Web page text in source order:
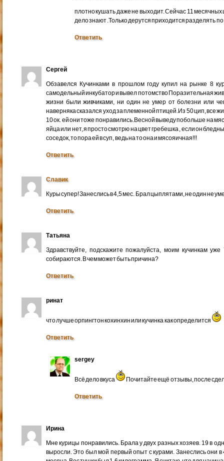
плотно кушать даже не выходит. Сейчас 11
дело знают .Только дерутся приходится разделять
Ответить
Сергей
Обзавелся Кучинками в прошлом году купил на рынке 8
самодельный инкубатор и вывел потомство Поразительная
жизни были живчиками, ни один не умер от болезни или
наверняка сказался уход за племенной птицей.Из 50 цип, все
10 ок. ей они тоже понравились.Весной выведу побольше на
яйца или нет, я просто смотрю на цвет гребешка , если он
соседок, то пора ей в суп, ведь на то она и мясояичная!!!
Ответить
Славик
Куры супер! Занеслись в 4,5 мес. Брал цыплятами, не один не
Ответить
Татьяна
Здравствуйте, подскажите пожалуйста, моим кучинкам
собираются. В чем может быть причина?
Ответить
ринат
что лучше орпингтон кохинхин или кучинка как определится
Ответить
sergey
Всё дело вкуса Почитайте ещё отзывы, после
Ответить
Ирина
Мне курицы понравились. Брала у двух разных хозяев. 19 в
выросли. Это был мой первый опыт с курами. Занеслись они